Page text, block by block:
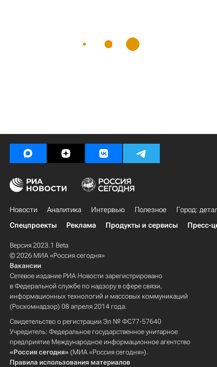
Новости Аналитика Интервью Полезное
Город:
Спецпроекты
Реклама Продукты и сервисы Пресс-
Версия 2023.1 Beta
© 2026 МИА «Россия сегодня»
Вакансии
Сетевое издание РИА Новости зарегистрировано
в Федеральной службе по надзору в сфере связи,
информационных технологий и массовых коммуникаций
(Роскомнадзор) 08 апреля 2014 года.
Свидетельство о регистрации Эл № ФС77-57640
Учредитель: Федеральное государственное унитарное
предприятие Международное информационное агентство
«Россия сегодня» (МИА «Россия сегодня»).
Правила использования материалов